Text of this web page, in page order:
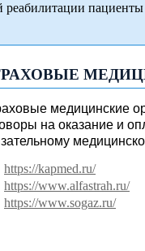
реабилитации
медицинские
на оказание и
https://kapmed.ru/
https://www.alfastrah.ru/
https://www.sogaz.ru/